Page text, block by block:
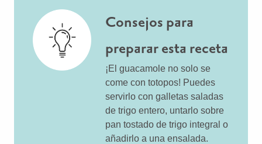
Consejos para
preparar esta receta
¡El guacamole no solo se
come con totopos! Puedes
servirlo con galletas saladas
de trigo entero, untarlo sobre
pan tostado de trigo integral o
añadirlo a una ensalada.